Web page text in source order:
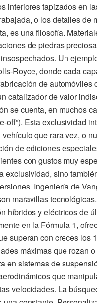
interiores tapizados en
o los detalles de
es una filosofía.
de piedras
Un
Royce, donde cada
de
catalizador de valor
se cuenta, en muchos
off”). Esta exclusividad
que rara vez, o
de ediciones
con gustos muy
exclusividad, sino
Ingeniería de
maravillas
híbridos y eléctricos de
en la Fórmula 1,
superan con creces los
máximas que rozan
en sistemas de
que
velocidades. La